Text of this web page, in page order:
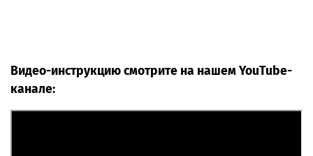
Видео-инструкцию смотрите на нашем YouTube-
канале: